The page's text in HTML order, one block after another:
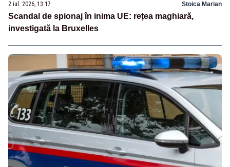
2 iul. 2026, 13:17 Stoica Marian
Scandal de spionaj în inima UE: rețea maghiară,
investigată la Bruxelles